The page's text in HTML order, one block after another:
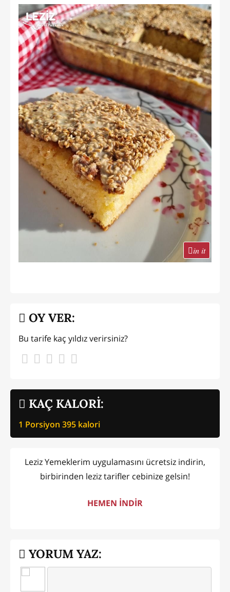
in it
KAÇ KALORİ:
1 Porsiyon 395 kalori
OY VER:
Bu tarife kaç yıldız verirsiniz?
Leziz Yemeklerim uygulamasını ücretsiz indirin,
birbirinden leziz tarifler cebinize gelsin!
HEMEN İNDİR
YORUM YAZ: